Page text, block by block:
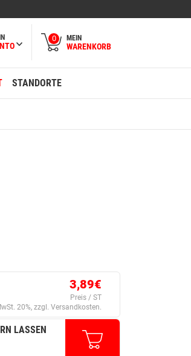
0 MEIN
WARENKORB
STANDORTE
3,89€
Preis / ST
20%, zzgl. Versandkosten.
LASSEN